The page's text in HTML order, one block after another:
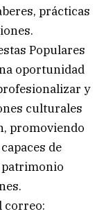
prácticas
Populares
oportunidad
y
culturales
promoviendo
de
patrimonio
correo: